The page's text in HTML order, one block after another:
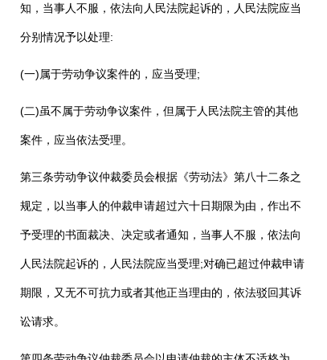
知，当事人不服，依法向人民法院起诉的，人民法院应当
分别情况予以处理:
(一)属于劳动争议案件的，应当受理;
(二)虽不属于劳动争议案件，但属于人民法院主管的其他
案件，应当依法受理。
第三条劳动争议仲裁委员会根据《劳动法》第八十二条之
规定，以当事人的仲裁申请超过六十日期限为由，作出不
予受理的书面裁决、决定或者通知，当事人不服，依法向
人民法院起诉的，人民法院应当受理;对确已超过仲裁申请
期限，又无不可抗力或者其他正当理由的，依法驳回其诉
讼请求。